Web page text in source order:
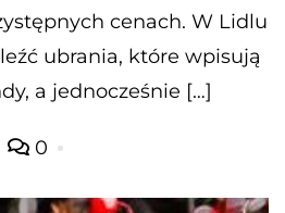
cenach. W Lidlu
ubrania, które wpisują
a jednocześnie […]
0